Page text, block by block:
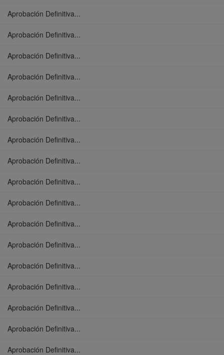
Aprobación Definitiva...
Aprobación Definitiva...
Aprobación Definitiva...
Aprobación Definitiva...
Aprobación Definitiva...
Aprobación Definitiva...
Aprobación Definitiva...
Aprobación Definitiva...
Aprobación Definitiva...
Aprobación Definitiva...
Aprobación Definitiva...
Aprobación Definitiva...
Aprobación Definitiva...
Aprobación Definitiva...
Aprobación Definitiva...
Aprobación Definitiva...
Aprobación Definitiva...